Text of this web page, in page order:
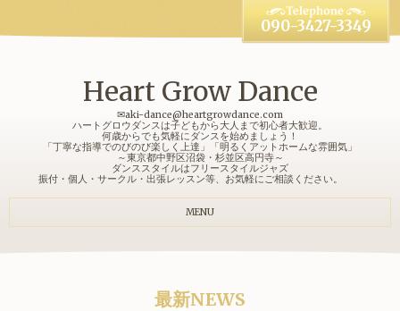
Heart Grow Dance
✉aki-dance@heartgrowdance.com
ハートグロウダンスは子どもから大人まで初心者大歓迎。
何歳からでも気軽にダンスを始めましょう！
「丁寧な指導でのびのび楽しく上達」「明るくアットホームな雰囲気」
～東京都中野区沼袋・杉並区高円寺～
ダンススタイルはフリースタイルジャズ
振付・個人・サークル・出張レッスン等、お気軽にご相談ください。
090-3427-3349
MENU
最新NEWS